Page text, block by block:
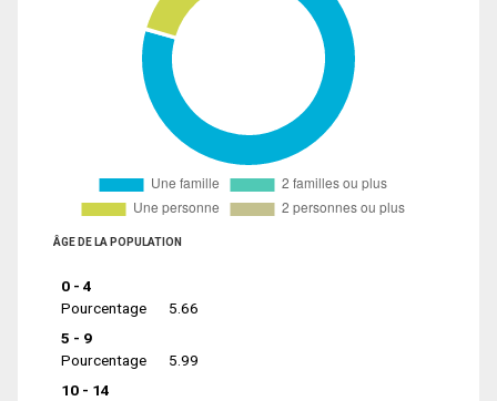
ÂGE DE LA POPULATION
0 - 4
Pourcentage
5.66
5 - 9
Pourcentage
5.99
10 - 14